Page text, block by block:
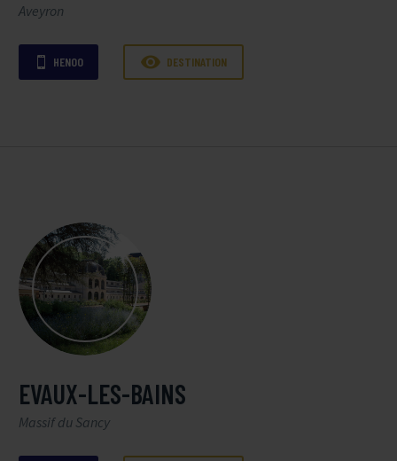
Aveyron
 HENOO  DESTINATION
EVAUX-LES-BAINS
Massif du Sancy